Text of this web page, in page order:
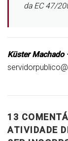
da EC 47/
Küster Machado
13
ATIVIDADE